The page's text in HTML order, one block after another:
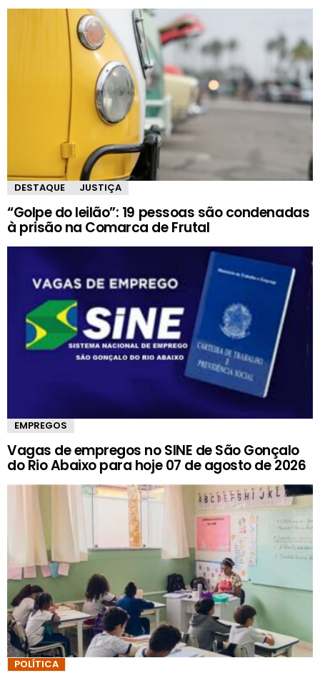
DESTAQUE JUSTIÇA
“Golpe do leilão”: 19 pessoas são condenadas
à prisão na Comarca de Frutal
EMPREGOS
Vagas de empregos no SINE de São Gonçalo
do Rio Abaixo para hoje 07 de agosto de 2026
POLÍTICA